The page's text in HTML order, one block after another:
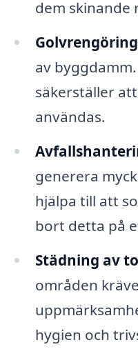
dem skinande
av
säkerställer
användas.
generera
hjälpa till att
bort detta på
Städning av
områden
hygien och